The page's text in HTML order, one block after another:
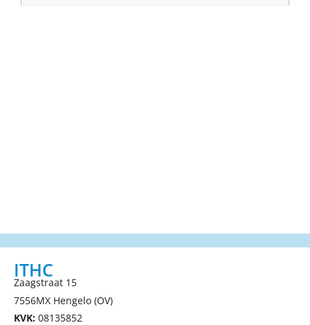
ITHC
Zaagstraat 15
7556MX Hengelo (OV)
KVK: 08135852